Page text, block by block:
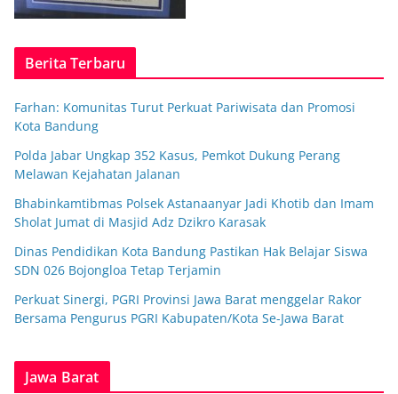
Berita Terbaru
Farhan: Komunitas Turut Perkuat Pariwisata dan Promosi
Kota Bandung
Polda Jabar Ungkap 352 Kasus, Pemkot Dukung Perang
Melawan Kejahatan Jalanan
Bhabinkamtibmas Polsek Astanaanyar Jadi Khotib dan Imam
Sholat Jumat di Masjid Adz Dzikro Karasak
Dinas Pendidikan Kota Bandung Pastikan Hak Belajar Siswa
SDN 026 Bojongloa Tetap Terjamin
Perkuat Sinergi, PGRI Provinsi Jawa Barat menggelar Rakor
Bersama Pengurus PGRI Kabupaten/Kota Se-Jawa Barat
Jawa Barat